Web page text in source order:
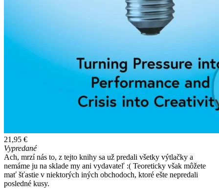
21,95 €
Vypredané
Ach, mrzí nás to, z tejto knihy sa už predali všetky výtlačky a
nemáme ju na sklade my ani vydavateľ :( Teoreticky však môžete
mať šťastie v niektorých iných obchodoch, ktoré ešte nepredali
posledné kusy.